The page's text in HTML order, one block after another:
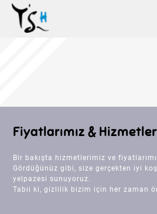
Fiyatlarımız &
Bir bakışta hizmetlerimiz ve
Gördüğünüz gibi, size gerçekten iyi
yelpazesi sunuyoruz.
Tabii ki, gizlilik bizim için her zaman